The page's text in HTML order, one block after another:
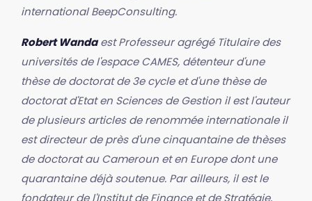
international BeepConsulting.
Robert Wandaest Professeur agrégé Titulaire des
universités de l'espace CAMES, détenteur d'une
thèse de doctorat de 3e cycle et d'une thèse de
doctorat d'Etat en Sciences de Gestion il est l'auteur
de plusieurs articles de renommée internationale il
est directeur de près d'une cinquantaine de thèses
de doctorat au Cameroun et en Europe dont une
quarantaine déjà soutenue. Par ailleurs, il est le
fondateur de l'Institut de Finance et de Stratégie,